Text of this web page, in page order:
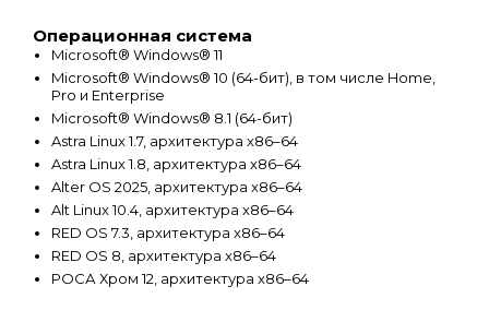
Операционная система
Microsoft® Windows® 11
Microsoft® Windows® 10 (64-бит), в том числе Home,
Pro и Enterprise
Microsoft® Windows® 8.1 (64-бит)
Astra Linux 1.7, архитектура x86–64
Astra Linux 1.8, архитектура x86–64
Alter OS 2025, архитектура x86–64
Alt Linux 10.4, архитектура x86–64
RED OS 7.3, архитектура x86–64
RED OS 8, архитектура x86–64
РОСА Хром 12, архитектура x86–64